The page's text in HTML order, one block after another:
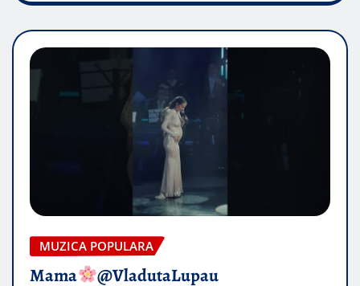
MUZICA POPULARA
Mama @VladutaLupau